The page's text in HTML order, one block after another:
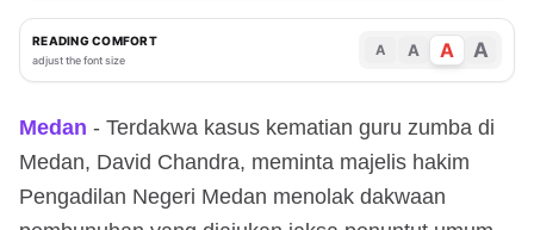
READING COMFORT
adjust the font size
A A A A
Medan - Terdakwa kasus kematian guru zumba di
Medan, David Chandra, meminta majelis hakim
Pengadilan Negeri Medan menolak dakwaan